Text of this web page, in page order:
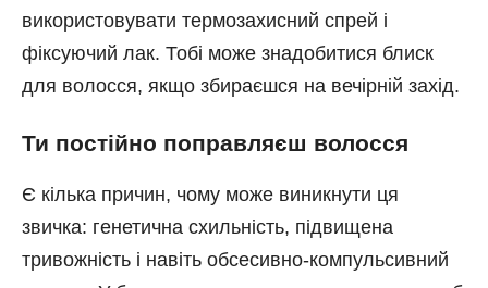
використовувати термозахисний спрей і
фіксуючий лак. Тобі може знадобитися блиск
для волосся, якщо збираєшся на вечірній захід.
Ти постійно поправляєш волосся
Є кілька причин, чому може виникнути ця
звичка: генетична схильність, підвищена
тривожність і навіть обсесивно-компульсивний